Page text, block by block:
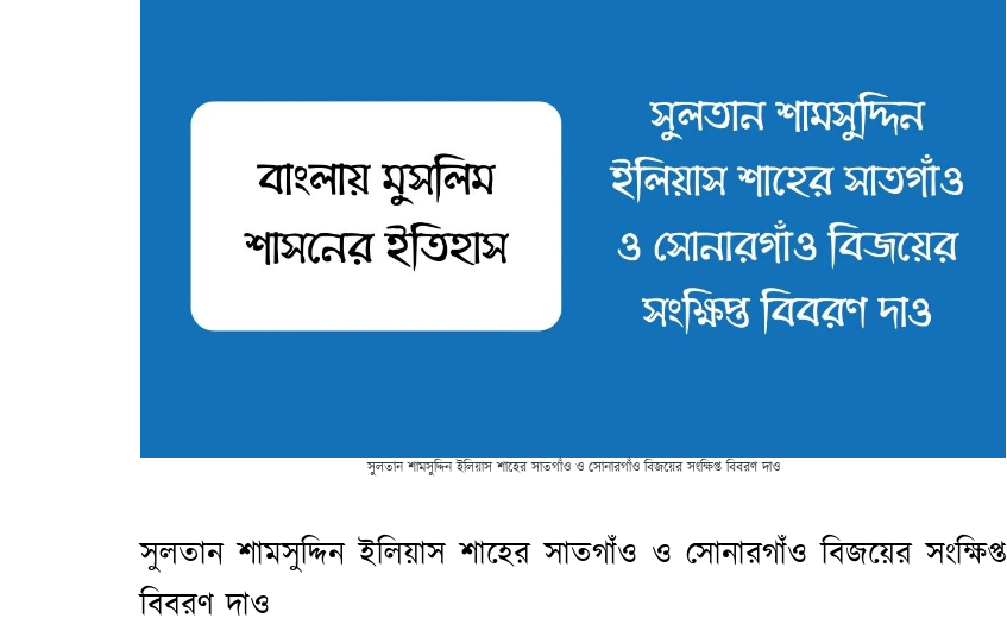
সুলতান শামসুদ্দিন ইলিয়াস শাহের সাতগাঁও ও সোনারগাঁও বিজয়ের সংক্ষিপ্ত বিবরণ দাও
সুলতান শামসুদ্দিন ইলিয়াস শাহের সাতগাঁও ও সোনারগাঁও বিজয়ের সংক্ষিপ্ত
বিবরণ দাও